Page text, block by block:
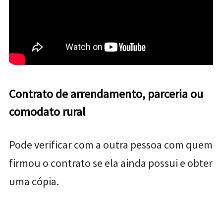
Contrato de arrendamento, parceria ou
comodato rural
Pode verificar com a outra pessoa com quem
firmou o contrato se ela ainda possui e obter
uma cópia.